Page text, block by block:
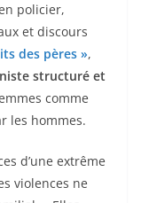
policier,
et discours
des pères »,
structuré et
comme
les hommes.
d’une extrême
violences ne